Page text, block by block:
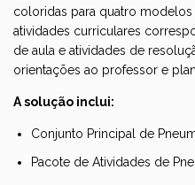
coloridas para quatro
atividades curriculares
de aula e atividades de
orientações ao professor e
A solução inclui:
Conjunto Principal de
Pacote de Atividades de